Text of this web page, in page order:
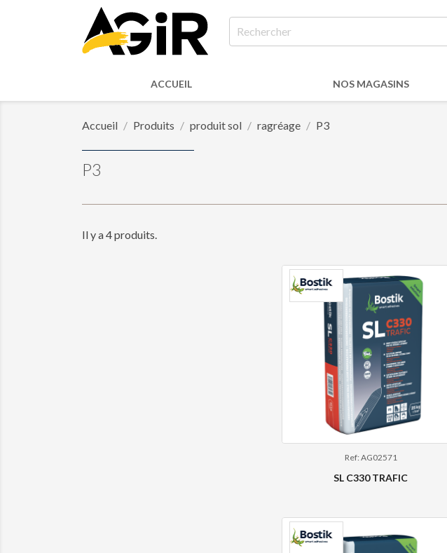
ACCUEIL NOS MAGASINS
Accueil Produits produit sol ragréage P3
P3
Il y a 4 produits.
Ref: AG02571
SL C330 TRAFIC